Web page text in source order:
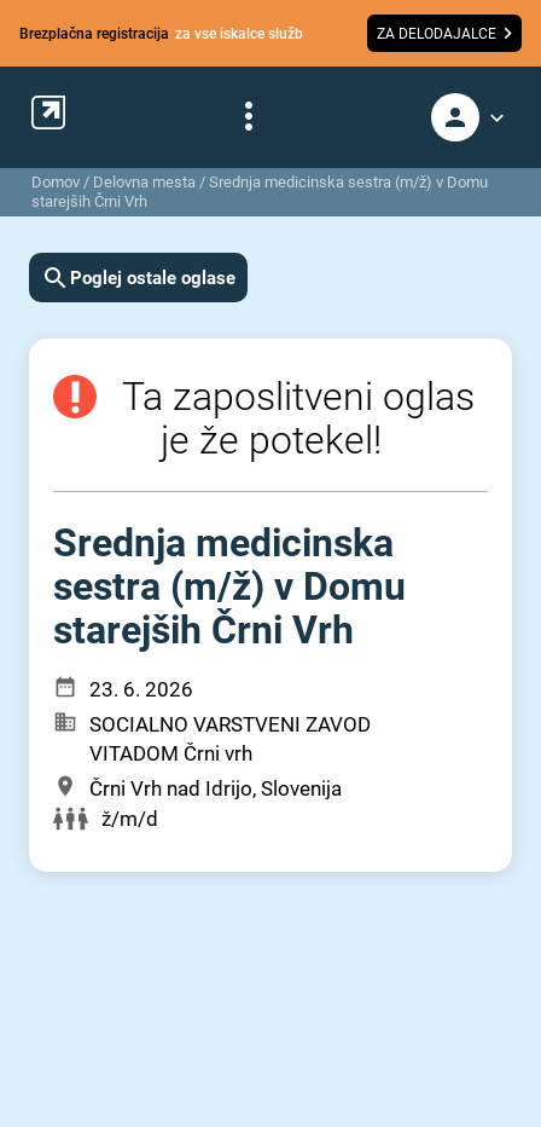
Brezplačna registracija za vse iskalce služb ZA DELODAJALCE
Domov / Delovna mesta / Srednja medicinska sestra (m/ž) v Domu
starejših Črni Vrh
Poglej ostale oglase
Ta zaposlitveni oglas
je že potekel!
Srednja medicinska
sestra (m⁠/⁠ž) v Domu
starejših Črni Vrh
23. 6. 2026
SOCIALNO VARSTVENI ZAVOD
VITADOM Črni vrh
Črni Vrh nad Idrijo, Slovenija
ž/m/d